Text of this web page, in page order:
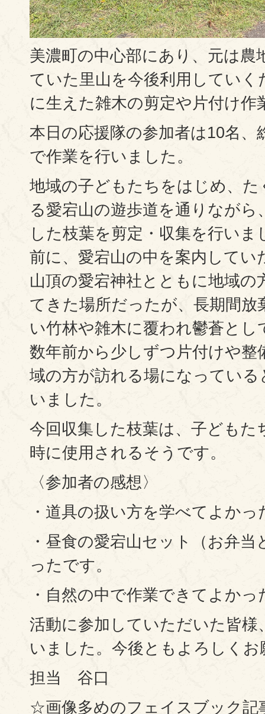
美濃町の中心部にあり、元は農
ていた里山を今後利用していく
に生えた雑木の剪定や片付け作
本日の応援隊の参加者は10名、
で作業を行いました。
地域の子どもたちをはじめ、
る愛宕山の遊歩道を通りながら
した枝葉を剪定・収集を行いま
前に、愛宕山の中を案内してい
山頂の愛宕神社とともに地域の
てきた場所だったが、長期間放
い竹林や雑木に覆われ鬱蒼とし
数年前から少しずつ片付けや整
域の方が訪れる場になってい
いました。
今回収集した枝葉は、子どもた
時に使用されるそうです。
〈参加者の感想〉
・道具の扱い方を学べてよかっ
・昼食の愛宕山セット（お弁
ったです。
・自然の中で作業できてよかっ
活動に参加していただいた皆
いました。今後ともよろしく
担当 谷口
☆画像多めのフェイスブック記